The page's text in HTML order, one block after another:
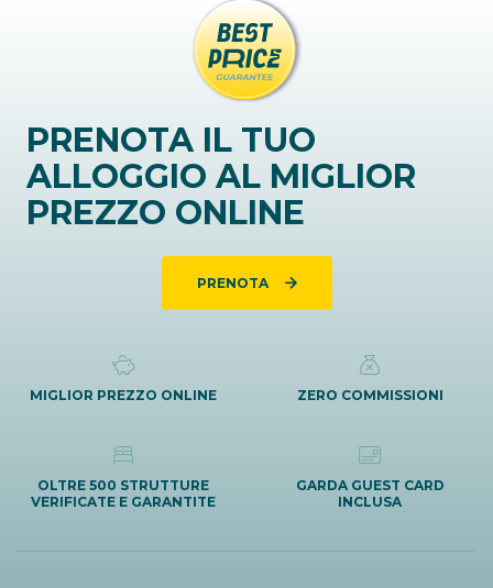
PRENOTA IL TUO
ALLOGGIO AL MIGLIOR
PREZZO ONLINE
PRENOTA
MIGLIOR PREZZO ONLINE ZERO COMMISSIONI
OLTRE 500 STRUTTURE
VERIFICATE E GARANTITE
GARDA GUEST CARD
INCLUSA